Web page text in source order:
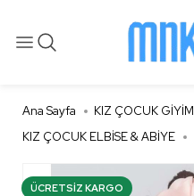
Ana Sayfa
KIZ ÇOCUK GİYİM
KIZ ÇOCUK ELBİSE & ABİYE
ÜCRETSIZ KARGO